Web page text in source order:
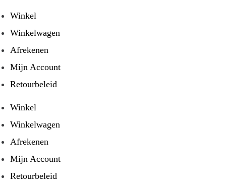
Winkel
Winkelwagen
Afrekenen
Mijn Account
Retourbeleid
Winkel
Winkelwagen
Afrekenen
Mijn Account
Retourbeleid